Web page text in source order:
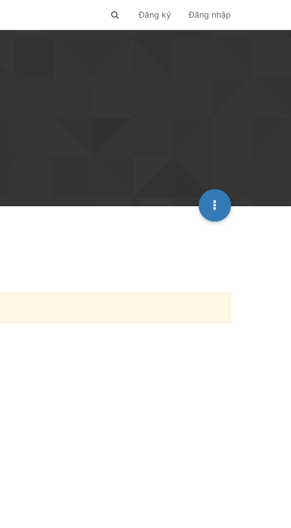
Đăng ký Đăng nhập